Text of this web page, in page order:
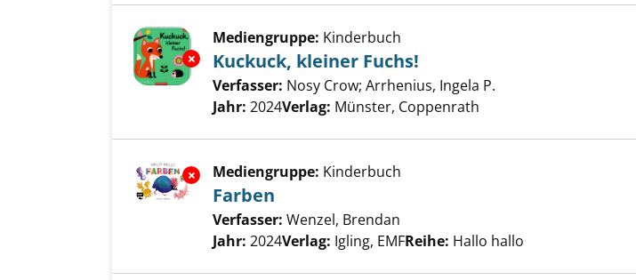
Exemplar-Details von Kuckuck, kleiner Fuchs! anzeigen
Mediengruppe: Kinderbuch
Kuckuck, kleiner Fuchs!
Verfasser: Nosy Crow; Arrhenius, Ingela P.
Jahr: 2024Verlag: Münster, Coppenrath
Exemplar-Details von Farben anzeigen
Mediengruppe: Kinderbuch
Farben
Verfasser: Wenzel, Brendan
Jahr: 2024Verlag: Igling, EMFReihe: Hallo hallo